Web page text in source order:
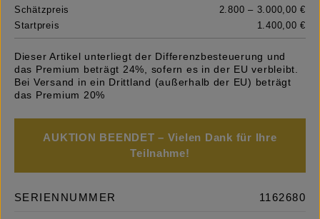
Schätzpreis
2.800 – 3.000,00 €
Startpreis
1.400,00 €
Dieser Artikel unterliegt der Differenzbesteuerung und
das Premium beträgt 24%, sofern es in der EU verbleibt.
Bei Versand in ein Drittland (außerhalb der EU) beträgt
das Premium 20%
AUKTION BEENDET – Vielen Dank für Ihre
Teilnahme!
SERIENNUMMER 1162680